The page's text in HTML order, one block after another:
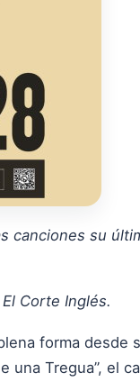
canciones su
Corte Inglés.
forma desde
una Tregua”, el